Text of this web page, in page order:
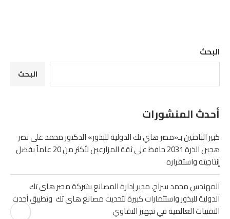
البحث
البحث
أحدث المنشورات
كبير الباحثين بـ«مصر هاي تك الدولية للبذور» الدكتور محمد على نصر
هجين الذرة 2031 حافظ على ثقة المزارعين لأكثر من 20 عاماً بفضل
إنتاجيته واستقراره
المهندس محمد سراج، مدير إدارة المصانع بشركة مصر هاي تك
الدولية للبذور واستثمارات كبيرة لتحديث مصانع هاى تك وتطبيق أحدث
التقنيات العالمية في تجهيز التقاوي